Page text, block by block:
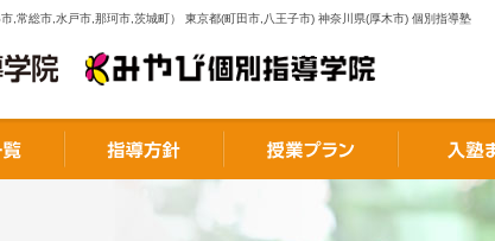
,常総市,水戸市,那珂市,茨城町） 東京都(町田市,八王子市) 神奈川県(厚木市) 個別指導塾